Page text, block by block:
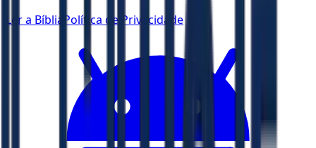
Ler a Bíblia Política de Privacidade